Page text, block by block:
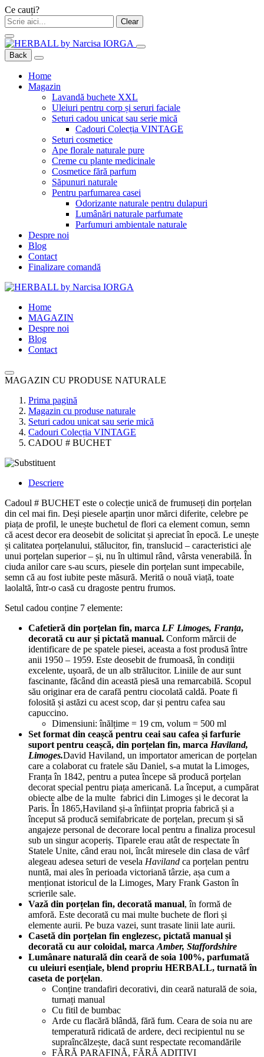
Ce cauți?
Clear
Back
Home
Magazin
Lavandă buchete XXL
Uleiuri pentru corp și seruri faciale
Seturi cadou unicat sau serie mică
Cadouri Colecția VINTAGE
Seturi cosmetice
Ape florale naturale pure
Creme cu plante medicinale
Cosmetice fără parfum
Săpunuri naturale
Pentru parfumarea casei
Odorizante naturale pentru dulapuri
Lumânări naturale parfumate
Parfumuri ambientale naturale
Despre noi
Blog
Contact
Finalizare comandă
Home
MAGAZIN
Despre noi
Blog
Contact
MAGAZIN CU PRODUSE NATURALE
Prima pagină
Magazin cu produse naturale
Seturi cadou unicat sau serie mică
Cadouri Colecția VINTAGE
CADOU # BUCHET
Descriere
Cadoul # BUCHET este o colecție unică de frumuseți din porțelan
din cel mai fin. Deși piesele aparțin unor mărci diferite, celebre pe
piața de profil, le unește buchetul de flori ca element comun, semn
că acest decor era deosebit de solicitat și apreciat în epocă. Le unește
și calitatea porțelanului, stălucitor, fin, translucid – caracteristici ale
unui porțelan superior – și, nu în ultimul rând, vârsta venerabilă. În
ciuda anilor care s-au scurs, piesele din porțelan sunt impecabile,
semn că au fost iubite peste măsură. Merită o nouă viață, toate
laolaltă, într-o casă cu dragoste pentru frumos.
Setul cadou conține 7 elemente:
Cafetieră din porțelan fin, marca LF Limoges, Franța,
decorată cu aur și pictată manual. Conform mărcii de
identificare de pe spatele piesei, aceasta a fost produsă între
anii 1950 – 1959. Este deosebit de frumoasă, în condiții
excelente, ușoară, de un alb strălucitor. Liniile de aur sunt
fascinante, făcând din această piesă una remarcabilă. Scopul
său originar era de carafă pentru ciocolată caldă. Poate fi
folosită și astăzi cu acest scop, dar și pentru cafea sau
capuccino.
Dimensiuni: înălțime = 19 cm, volum = 500 ml
Set format din ceașcă pentru ceai sau cafea și farfurie
suport pentru ceașcă, din porțelan fin, marca Haviland,
Limoges.David Haviland, un importator american de porțelan
care a colaborat cu fratele său Daniel, s-a mutat la Limoges,
Franța în 1842, pentru a putea începe să producă porțelan
decorat special pentru piața americană. La început, a cumpărat
obiecte albe de la multe fabrici din Limoges și le decorat la
Paris. În 1865,Haviland și-a înființat propria fabrică și a
început să producă semifabricate de porțelan, precum și să
angajeze personal de decorare local pentru a finaliza procesul
sub un singur acoperiș. Tiparele erau atât de respectate în
Statele Unite, când erau noi, încât miresele din clasa de vârf
alegeau adesea seturi de vesela Haviland ca porțelan pentru
nuntă, mai ales în perioada victoriană târzie, așa cum a
menționat istoricul de la Limoges, Mary Frank Gaston în
scrierile sale.
Vază din porțelan fin, decorată manual, în formă de
amforă. Este decorată cu mai multe buchete de flori și
elemente aurii. Pe buza vazei, sunt trasate linii late aurii.
Casetă din porțelan fin englezesc, pictată manual și
decorată cu aur coloidal, marca Amber, Staffordshire
Lumânare naturală din ceară de soia 100%, parfumată
cu uleiuri esențiale, blend propriu HERBALL, turnată în
caseta de porțelan.
Conține trandafiri decorativi, din ceară naturală de soia,
turnați manual
Cu fitil de bumbac
Arde cu flacără blândă, fără fum. Ceara de soia nu are
temperatură ridicată de ardere, deci recipientul nu se
supraîncălzește, dacă sunt respectate recomandările
FĂRĂ PARAFINĂ, FĂRĂ ADITIVI